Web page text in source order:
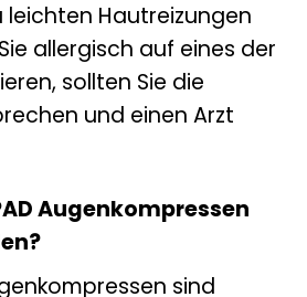
leichten Hautreizungen
allergisch auf eines der
sollten Sie die
und einen Arzt
Augenkompressen
sind